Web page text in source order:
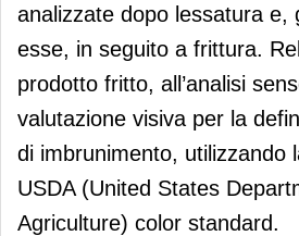
analizzate dopo lessatura e,
esse, in seguito a frittura.
prodotto fritto, all’analisi
valutazione visiva per la
di imbrunimento, utilizzando
USDA (United States
Agriculture) color standard.